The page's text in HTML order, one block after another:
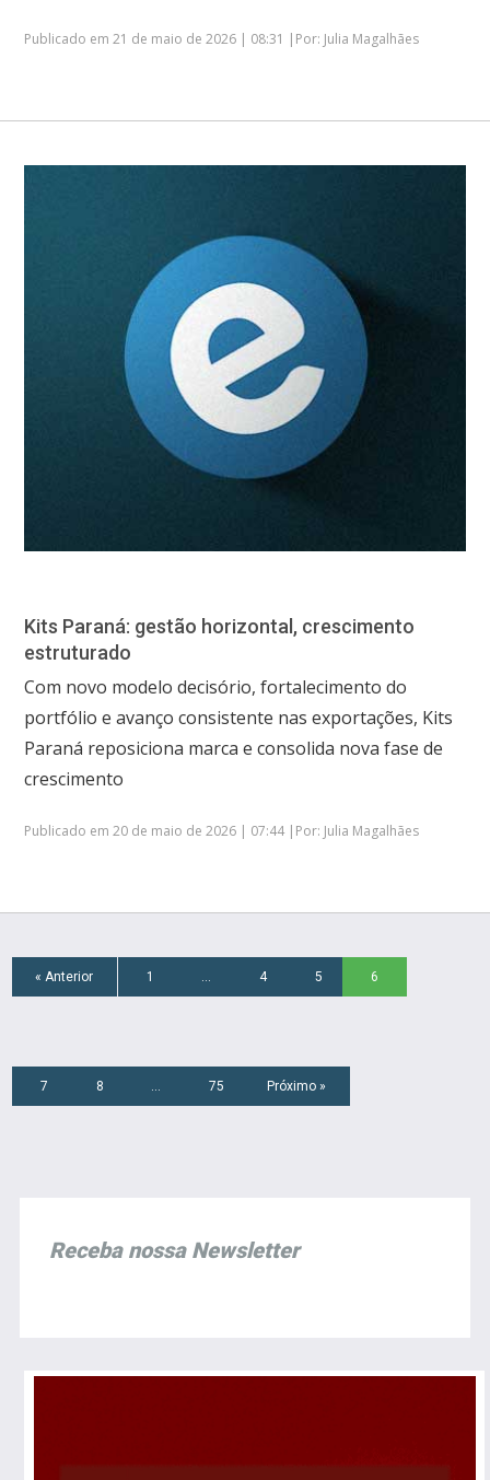
Publicado em 21 de maio de 2026 | 08:31 |Por: Julia Magalhães
Kits Paraná: gestão horizontal, crescimento
estruturado
Com novo modelo decisório, fortalecimento do
portfólio e avanço consistente nas exportações, Kits
Paraná reposiciona marca e consolida nova fase de
crescimento
Publicado em 20 de maio de 2026 | 07:44 |Por: Julia Magalhães
« Anterior 1 … 4 5 6
7 8 … 75 Próximo »
Receba nossa Newsletter